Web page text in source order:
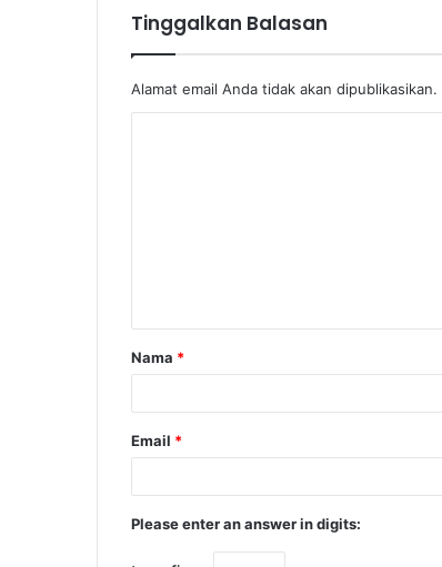
Tinggalkan Balasan
Alamat email Anda tidak akan dipublikasikan.
Nama *
Email *
Please enter an answer in digits: